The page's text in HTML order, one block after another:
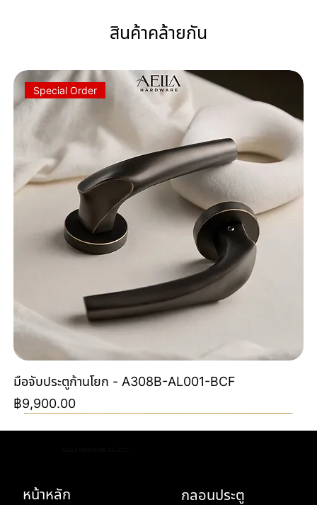
สินค้าคล้ายกัน
Special Order
มือจับประตูก้านโยก - A308B-AL001-BCF
ราคา
฿9,900.00
Special Order
Special Order
NEW
NEW
NEW
NEW
NEW
NEW
Special Color By Order
NEW
NEW
NEW
NEW
หน้าหลัก
กลอนประตู